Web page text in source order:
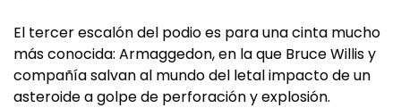
El tercer escalón del podio es para una cinta mucho
más conocida: Armaggedon, en la que Bruce Willis y
compañía salvan al mundo del letal impacto de un
asteroide a golpe de perforación y explosión.